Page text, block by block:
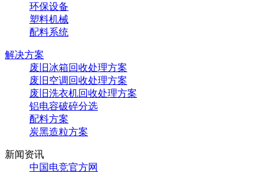
环保设备
塑料机械
配料系统
解决方案
废旧冰箱回收处理方案
废旧空调回收处理方案
废旧洗衣机回收处理方案
铝电容破碎分选
配料方案
炭黑造粒方案
新闻资讯
中国电竞官方网